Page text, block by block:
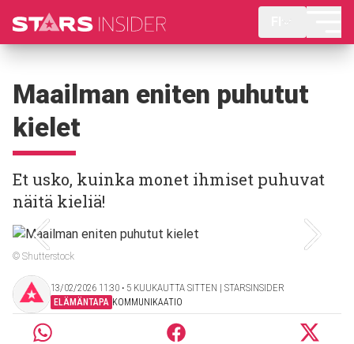
Maailman eniten puhutut
kielet
Et usko, kuinka monet ihmiset puhuvat
näitä kieliä!
© Shutterstock
13/02/2026 11:30 ‧ 5 KUUKAUTTA SITTEN | STARSINSIDER
ELÄMÄNTAPA KOMMUNIKAATIO